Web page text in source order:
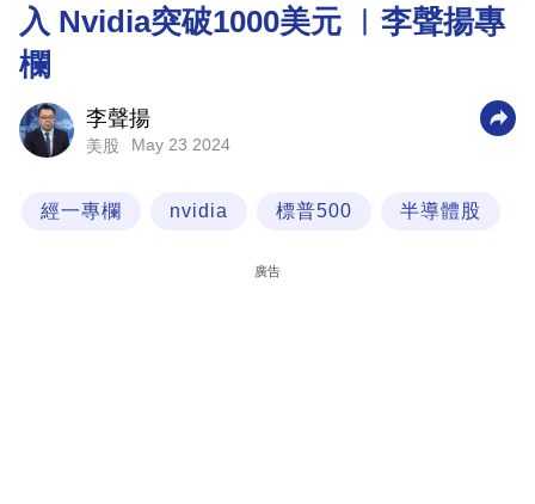
商
技
入 Nvidia突破1000美元 ︳李聲揚專
欄
李聲揚
美股 May 23 2024
經一專欄 nvidia 標普500 半導體股
廣告